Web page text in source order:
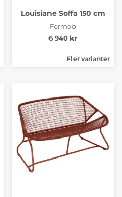
Louisiane Soffa 150 cm
Fermob
6 940 kr
Fler varianter